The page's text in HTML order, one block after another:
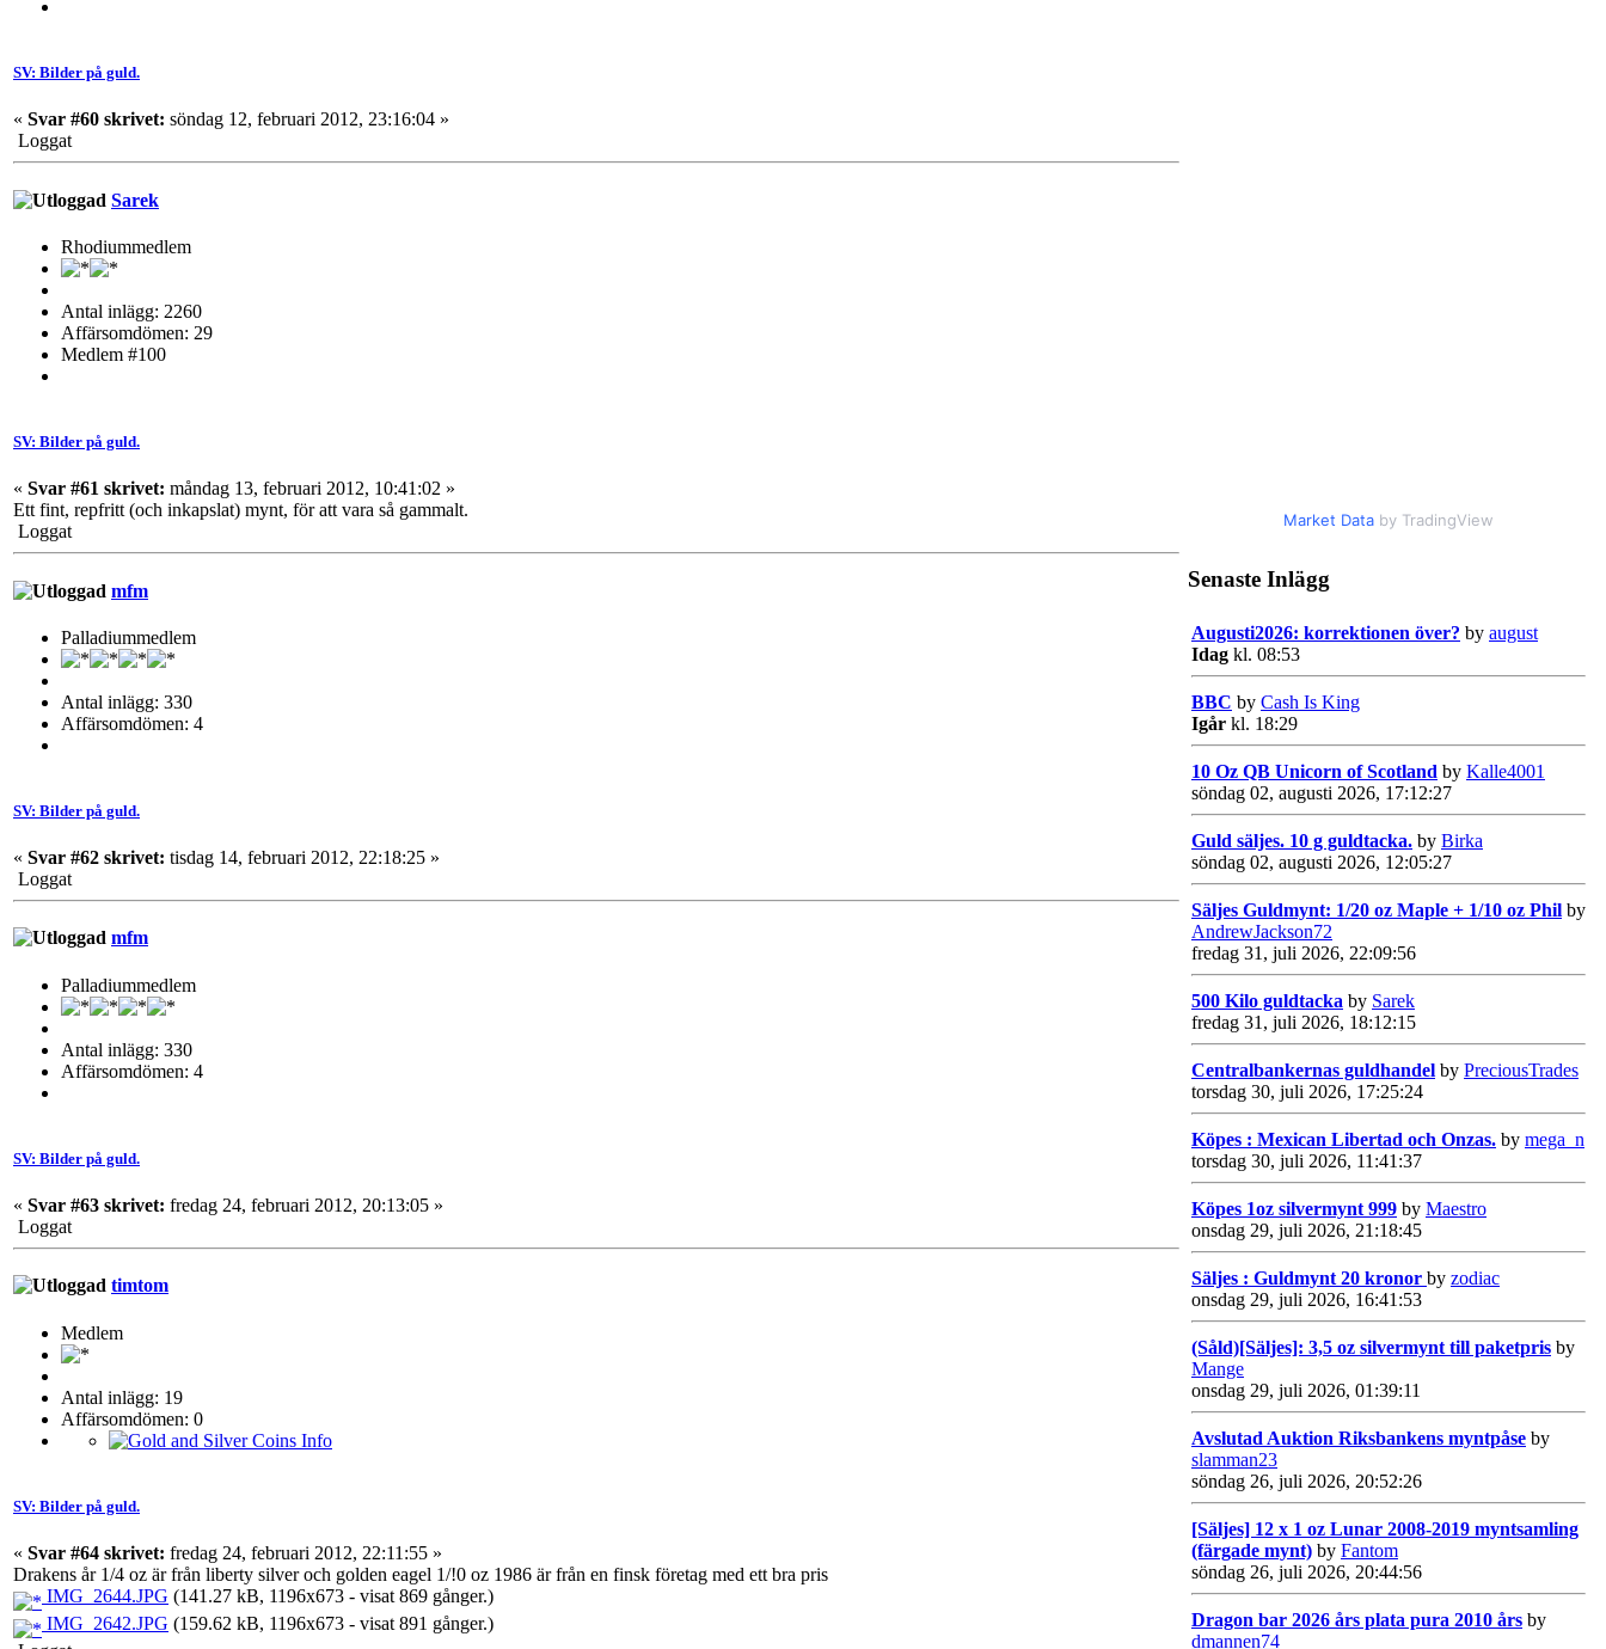
SV: Bilder på guld.
« Svar #60 skrivet: söndag 12, februari 2012, 23:16:04 »
Loggat
Sarek
Rhodiummedlem
Antal inlägg: 2260
Affärsomdömen: 29
Medlem #100
SV: Bilder på guld.
« Svar #61 skrivet: måndag 13, februari 2012, 10:41:02 »
Ett fint, repfritt (och inkapslat) mynt, för att vara så gammalt.
Loggat
mfm
Palladiummedlem
Antal inlägg: 330
Affärsomdömen: 4
SV: Bilder på guld.
« Svar #62 skrivet: tisdag 14, februari 2012, 22:18:25 »
Loggat
mfm
Palladiummedlem
Antal inlägg: 330
Affärsomdömen: 4
SV: Bilder på guld.
« Svar #63 skrivet: fredag 24, februari 2012, 20:13:05 »
Loggat
timtom
Medlem
Antal inlägg: 19
Affärsomdömen: 0
SV: Bilder på guld.
« Svar #64 skrivet: fredag 24, februari 2012, 22:11:55 »
Drakens år 1/4 oz är från liberty silver och golden eagel 1/!0 oz 1986 är från en finsk företag med ett bra pris
IMG_2644.JPG (141.27 kB, 1196x673 - visat 869 gånger.)
IMG_2642.JPG (159.62 kB, 1196x673 - visat 891 gånger.)
Market Data by TradingView
Senaste Inlägg
Augusti2026: korrektionen över? by august
Idag kl. 08:53
BBC by Cash Is King
Igår kl. 18:29
10 Oz QB Unicorn of Scotland by Kalle4001
söndag 02, augusti 2026, 17:12:27
Guld säljes. 10 g guldtacka. by Birka
söndag 02, augusti 2026, 12:05:27
Säljes Guldmynt: 1/20 oz Maple + 1/10 oz Phil by
AndrewJackson72
fredag 31, juli 2026, 22:09:56
500 Kilo guldtacka by Sarek
fredag 31, juli 2026, 18:12:15
Centralbankernas guldhandel by PreciousTrades
torsdag 30, juli 2026, 17:25:24
Köpes : Mexican Libertad och Onzas. by mega_n
torsdag 30, juli 2026, 11:41:37
Köpes 1oz silvermynt 999 by Maestro
onsdag 29, juli 2026, 21:18:45
Säljes : Guldmynt 20 kronor by zodiac
onsdag 29, juli 2026, 16:41:53
(Såld)[Säljes]: 3,5 oz silvermynt till paketpris by
Mange
onsdag 29, juli 2026, 01:39:11
Avslutad Auktion Riksbankens myntpåse by
slamman23
söndag 26, juli 2026, 20:52:26
[Säljes] 12 x 1 oz Lunar 2008-2019 myntsamling
(färgade mynt) by Fantom
söndag 26, juli 2026, 20:44:56
Dragon bar 2026 års plata pura 2010 års by
dmannen74